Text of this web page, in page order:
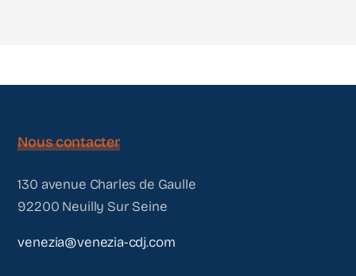
Nous contacter
130 avenue Charles de Gaulle
92200 Neuilly Sur Seine
venezia@venezia-cdj.com